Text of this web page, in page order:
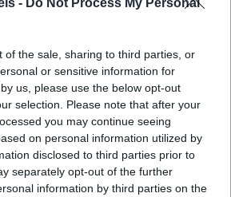
of the sale, sharing to third parties, or
or sensitive information for
us, please use the below opt-out
selection. Please note that after your
you may continue seeing
on personal information utilized by
disclosed to third parties prior to
separately opt-out of the further
information by third parties on the